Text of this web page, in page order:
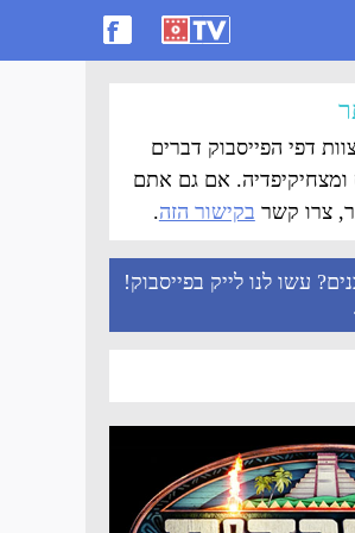
דפי הפייסבוק דברים
ומצחיקיפדיה. אם גם אתם
צרו קשר בקישור הזה.
עשו לנו לייק בפייסבוק!